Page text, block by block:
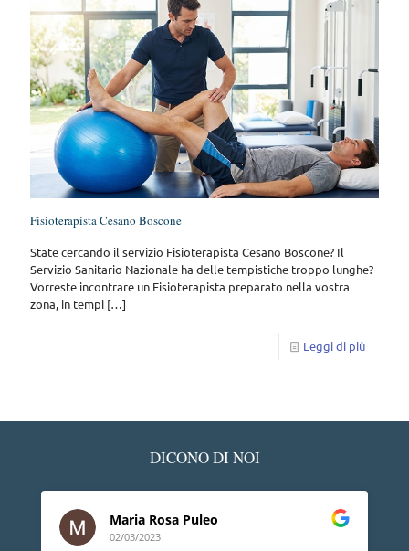
Fisioterapista Cesano Boscone
State cercando il servizio Fisioterapista Cesano Boscone? Il
Servizio Sanitario Nazionale ha delle tempistiche troppo lunghe?
Vorreste incontrare un Fisioterapista preparato nella vostra
zona, in tempi […]
Leggi di più
DICONO DI NOI
Maria Rosa Puleo
02/03/2023